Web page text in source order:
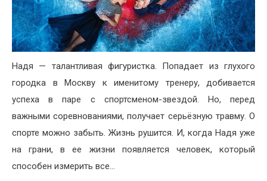
Надя — талантливая фигуристка. Попадает из глухого
городка в Москву к именитому тренеру, добивается
успеха в паре с спортсменом-звездой. Но, перед
важными соревнованиями, получает серьёзную травму. О
спорте можно забыть. Жизнь рушится. И, когда Надя уже
на грани, в ее жизни появляется человек, который
способен измерить все…